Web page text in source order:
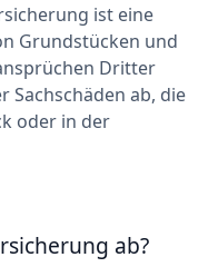
ist eine
Grundstücken und
Dritter
Sachschäden ab, die
oder in der
ab?